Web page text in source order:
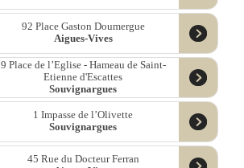
92 Place Gaston Doumergue
Aigues-Vives
9 Place de l’Eglise - Hameau de Saint-
Etienne d'Escattes
Souvignargues
1 Impasse de l’Olivette
Souvignargues
45 Rue du Docteur Ferran